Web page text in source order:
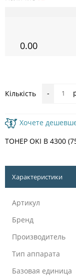
0.00
Кількість -
Хочете
ТОНЕР OKI B 4300
Характеристики
Артикул
Бренд
Производитель
Тип аппарата
Базовая единица